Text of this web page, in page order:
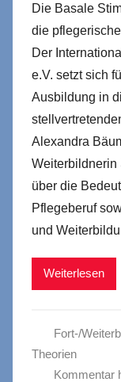
Die Basale
die
Der
e.V. setzt sich
Ausbildung in
Alexandra
Weiterbildnerin
über die
Pflegeberuf
und
Weiterlesen
Fort-/
Theorien
Kommentar